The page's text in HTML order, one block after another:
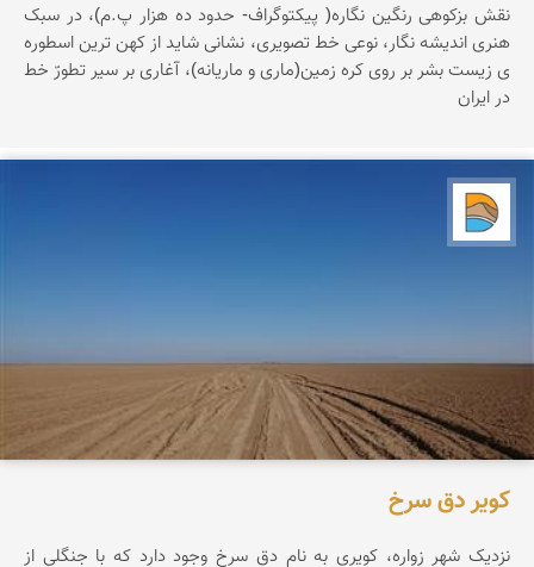
نقش بزکوهی رنگین نگاره( پیکتوگراف- حدود ده هزار پ.م)، در سبک
هنری اندیشه نگار، نوعی خط تصویری، نشانی شاید از کهن ترین اسطوره
ی زیست بشر بر روی کره زمین(ماری و ماریانه)، آغاری بر سیر تطورّ خط
در ایران
کویر دق سرخ
نزدیک شهر زواره، کویری به نام دق سرخ وجود دارد که با جنگلی از